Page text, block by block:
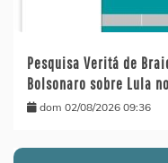
Pesquisa Veritá de
Bolsonaro sobre Lula
dom 02/08/2026 09:36